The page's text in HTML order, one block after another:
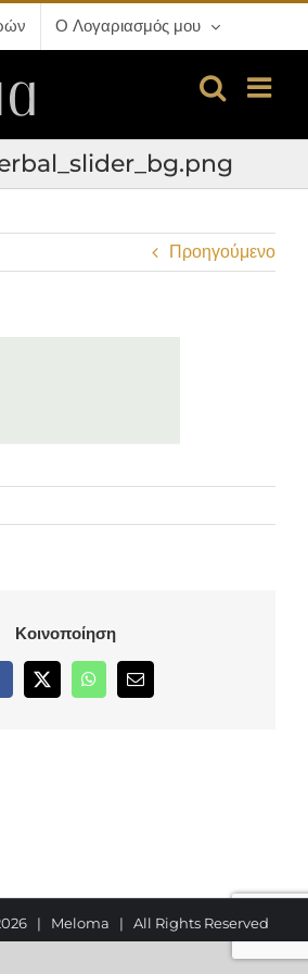
Ο Λογαριασμός μου
Προηγούμενο
Κοινοποίηση
X WhatsApp
Email
| Meloma | All Rights Reserved